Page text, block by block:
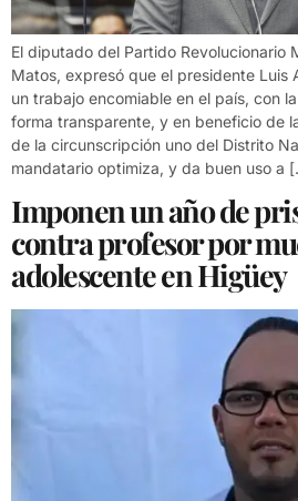
El diputado del Partido Revolucionario
Matos, expresó que el presidente Luis
un trabajo encomiable en el país, con
forma transparente, y en beneficio de
de la circunscripción uno del Distrito
mandatario optimiza, y da buen uso a
Imponen un año de
contra profesor por
adolescente en Higüey